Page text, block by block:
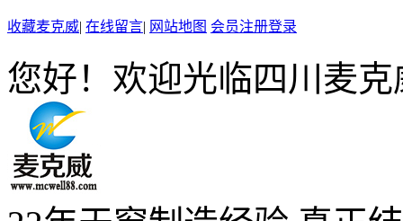
收藏麦克威| 在线留言| 网站地图 会员注册登录
您好！欢迎光临四川麦